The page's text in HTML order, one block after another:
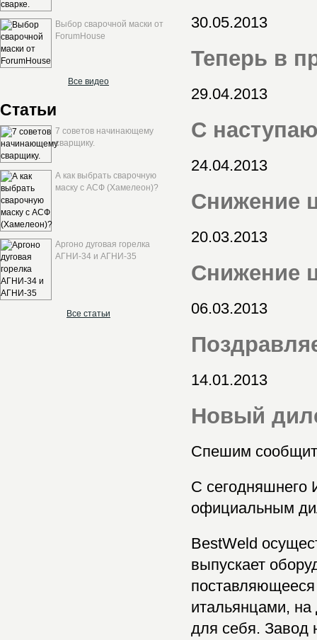
Выбор сварочной маски от
ForumHouse
Все видео
Статьи
7 советов начинающему
сварщику.
А как выбрать сварочную
маску с АСФ (Хамелеон)?
Аргоно дуговая горелка
АГНИ-34 и АГНИ-35
Все статьи
30.05.2013
Теперь в
29.04.2013
С
24.04.2013
Снижение
20.03.2013
Снижение
06.03.2013
14.01.2013
Новый
Спешим
С
официальным
BestWeld
выпускает
итальянцами,
для себя. Завод